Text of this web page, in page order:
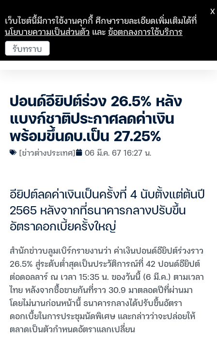
ปอนด์อียิปต์ร่วง 26.5% หลัง
แบงก์ชาติประกาศลดค่าเงิน
พร้อมขึ้นดบ.เป็น 27.25%
[ข่าวต่างประเทศ] 06 มี.ค. 67 16:27 น.
อียิปต์ลดค่าเงินเป็นครั้งที่ 4 นับตั้งแต่ต้นปี
2565 หลังจากที่ธนาคารกลางปรับขึ้น
อัตราดอกเบี้ยครั้งใหญ่
สำนักข่าวบลูมเบิร์กรายงานว่า ค่าเงินปอนด์อียิปต์ร่วงราว
26.5% สู่ระดับต่ำสุดเป็นประวัติการณ์ที่ 42 ปอนด์อียิปต์
ต่อดอลลาร์ ณ เวลา 15:35 น. ของวันนี้ (6 มี.ค.) ตามเวลา
ไทย หลังจากซื้อขายกันที่ราว 30.9 มาตลอดปีที่ผ่านมา
โดยไม่นานก่อนหน้านี้ ธนาคารกลางได้ปรับขึ้นอัตรา
ดอกเบี้ยในการประชุมนัดพิเศษ และกล่าวว่าจะปล่อยให้
ตลาดเป็นตัวกำหนดอัตราแลกเปลี่ยน
เว็บไซต์นี้มีการใช้งานคุกกี้ ศึกษารายละเอียดเพิ่มเติมได้ที่
นโยบายความเป็นส่วนตัว และข้อตกลงการใช้บริการ
รับทราบ
X